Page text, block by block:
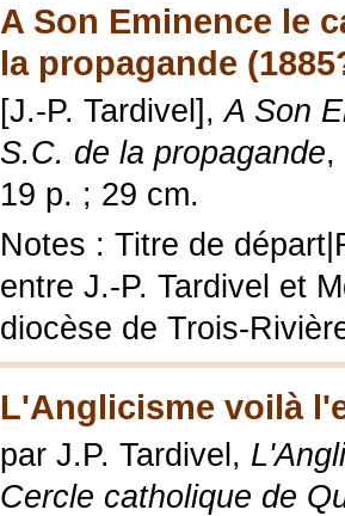
A Son Eminence le
la propagande
[J.-P. Tardivel],A Son
S.C. de la propagande,
19 p. ; 29 cm.
Notes : Titre de
entre J.-P. Tardivel et
diocèse de Trois-
L'Anglicisme voilà
par J.P. Tardivel,
Cercle catholique de